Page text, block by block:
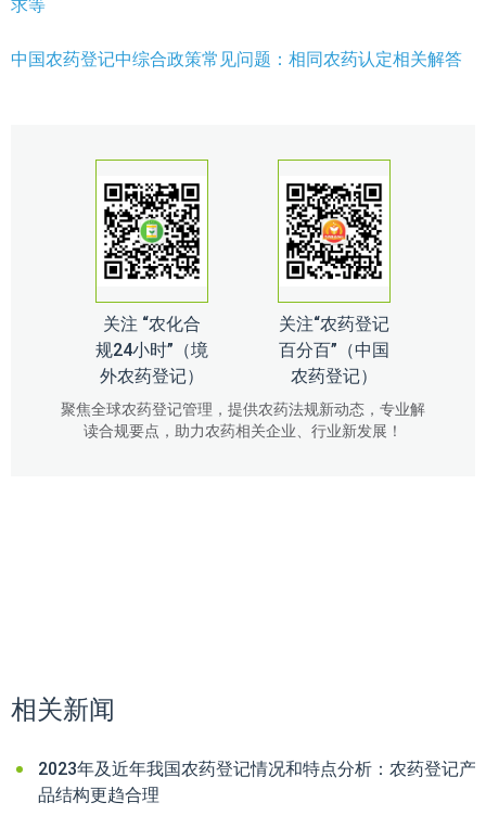
求等
中国农药登记中综合政策常见问题：相同农药认定相关解答
关注 “农化合
规24小时”（境
外农药登记）
关注“农药登记
百分百”（中国
农药登记）
聚焦全球农药登记管理，提供农药法规新动态，专业解
读合规要点，助力农药相关企业、行业新发展！
相关新闻
2023年及近年我国农药登记情况和特点分析：农药登记产
品结构更趋合理